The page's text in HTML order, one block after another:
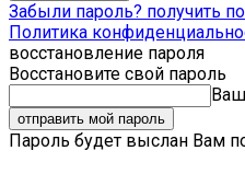
Забыли пароль? получить
Политика
восстановление пароля
Восстановите свой пароль
Пароль будет выслан Вам